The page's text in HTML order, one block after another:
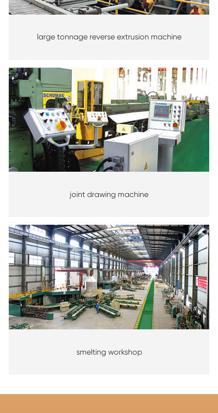
large tonnage reverse extrusion machine
joint drawing machine
smelting workshop